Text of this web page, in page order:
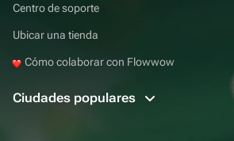
Centro de soporte
Ubicar una tienda
Cómo colaborar con Flowwow
Ciudades populares